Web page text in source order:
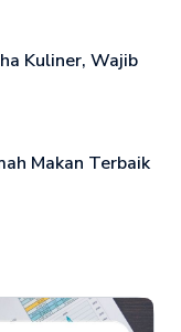
Kuliner, Wajib
Makan Terbaik